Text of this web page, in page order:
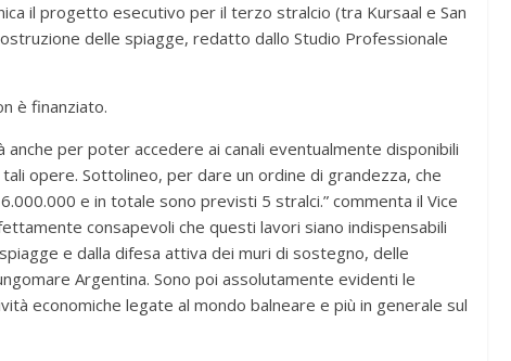
il progetto esecutivo per il terzo stralcio (tra Kursaal e San
delle spiagge, redatto dallo Studio Professionale
è finanziato.
per poter accedere ai canali eventualmente disponibili
opere. Sottolineo, per dare un ordine di grandezza, che
e in totale sono previsti 5 stralci.” commenta il Vice
consapevoli che questi lavori siano indispensabili
e dalla difesa attiva dei muri di sostegno, delle
Argentina. Sono poi assolutamente evidenti le
economiche legate al mondo balneare e più in generale sul